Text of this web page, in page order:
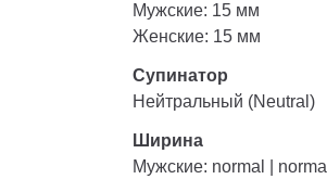
Мужские: 15 мм
Женские: 15 мм
Супинатор
Нейтральный (Neutral)
Ширина
Мужские: normal | normal